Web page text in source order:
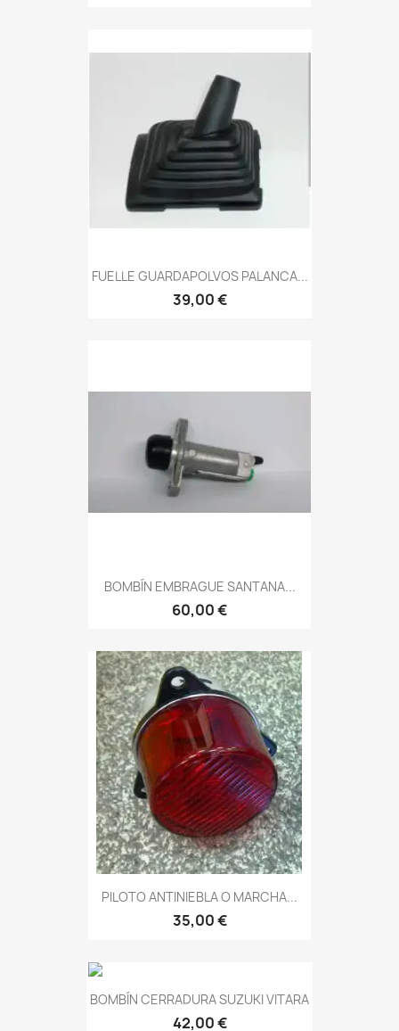
FUELLE GUARDAPOLVOS PALANCA...
39,00 €
BOMBÍN EMBRAGUE SANTANA...
60,00 €
PILOTO ANTINIEBLA O MARCHA...
35,00 €
BOMBÍN CERRADURA SUZUKI VITARA
42,00 €